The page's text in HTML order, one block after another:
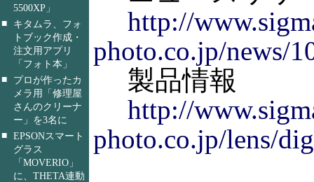
5500XP」
■
キタムラ、フォ
トブック作成・
注文用アプリ
「フォト本」
■
プロが作ったカ
メラ用「修理屋
さんのクリーナ
ー」を3名に
■ EPSONスマート
グラス
「MOVERIO」
に、THETA連動
http://
photo.co.jp/news/
製品情報
http://
photo.co.jp/lens/